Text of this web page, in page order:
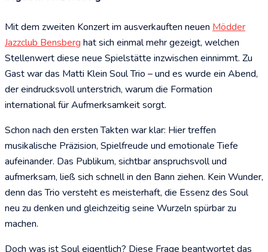
Mit dem zweiten Konzert im ausverkauften neuen Mödder
Jazzclub Bensberg hat sich einmal mehr gezeigt, welchen
Stellenwert diese neue Spielstätte inzwischen einnimmt. Zu
Gast war das Matti Klein Soul Trio – und es wurde ein Abend,
der eindrucksvoll unterstrich, warum die Formation
international für Aufmerksamkeit sorgt.
Schon nach den ersten Takten war klar: Hier treffen
musikalische Präzision, Spielfreude und emotionale Tiefe
aufeinander. Das Publikum, sichtbar anspruchsvoll und
aufmerksam, ließ sich schnell in den Bann ziehen. Kein Wunder,
denn das Trio versteht es meisterhaft, die Essenz des Soul
neu zu denken und gleichzeitig seine Wurzeln spürbar zu
machen.
Doch was ist Soul eigentlich? Diese Frage beantwortet das